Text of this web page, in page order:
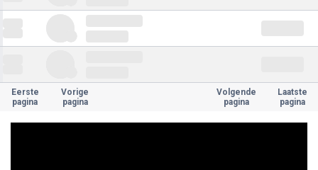
Eerste
pagina
Vorige
pagina
Volgende
pagina
Laatste
pagina